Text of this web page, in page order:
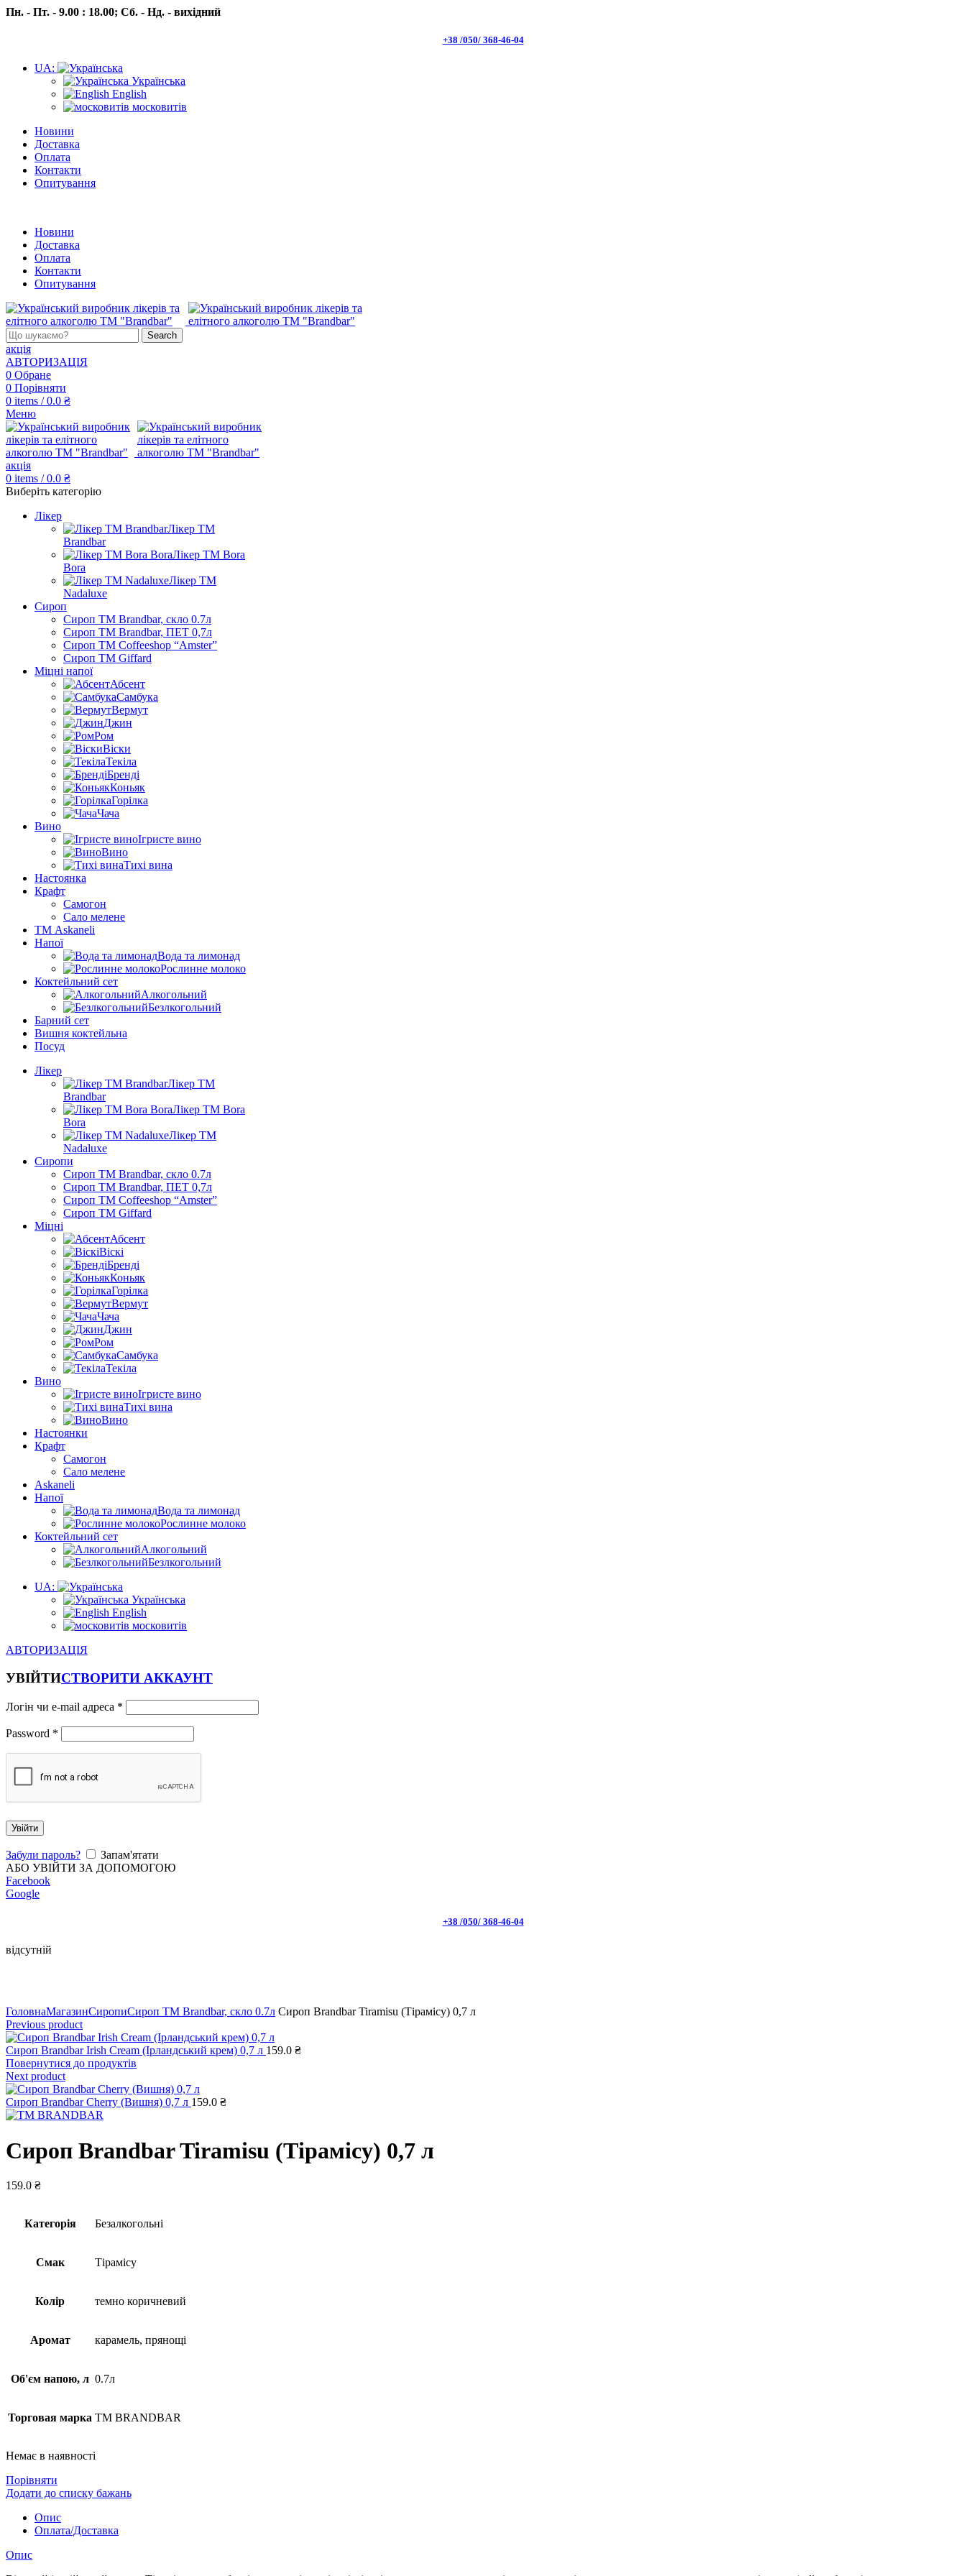
Пн. - Пт. - 9.00 : 18.00; Сб. - Нд. - вихідний
+38 /050/ 368-46-04
UA:
Українська
English
московитів
Новини
Доставка
Оплата
Контакти
Опитування
Новини
Доставка
Оплата
Контакти
Опитування
Search
акція
АВТОРИЗАЦІЯ
0 Обране
0 Порівняти
0 items / 0.0 ₴
Меню
акція
0 items / 0.0 ₴
Виберіть категорію
Лікер
Лікер ТМ
Brandbar
Лікер ТМ Bora
Bora
Лікер ТМ
Nadaluxe
Сироп
Сироп TM Brandbar, скло 0.7л
Сироп TM Brandbar, ПЕТ 0,7л
Сироп TM Coffeeshop “Amster”
Сироп TM Giffard
Міцні напої
Абсент
Самбука
Вермут
Джин
Ром
Віски
Текіла
Бренді
Коньяк
Горілка
Чача
Вино
Ігристе вино
Вино
Тихі вина
Настоянка
Крафт
Самогон
Сало мелене
ТМ Askaneli
Напої
Вода та лимонад
Рослинне молоко
Коктейльний сет
Алкогольний
Безлкогольний
Барний сет
Вишня коктейльна
Посуд
Лікер
Лікер ТМ
Brandbar
Лікер ТМ Bora
Bora
Лікер ТМ
Nadaluxe
Сиропи
Сироп TM Brandbar, скло 0.7л
Сироп TM Brandbar, ПЕТ 0,7л
Сироп TM Coffeeshop “Amster”
Сироп TM Giffard
Міцні
Абсент
Віскі
Бренді
Коньяк
Горілка
Вермут
Чача
Джин
Ром
Самбука
Текіла
Вино
Ігристе вино
Тихі вина
Вино
Настоянки
Крафт
Самогон
Сало мелене
Askaneli
Напої
Вода та лимонад
Рослинне молоко
Коктейльний сет
Алкогольний
Безлкогольний
UA:
Українська
English
московитів
АВТОРИЗАЦІЯ
УВІЙТИСТВОРИТИ АККАУНТ
Логін чи e-mail адреса *
Password *
Увійти
Забули пароль?
Запам'ятати
АБО УВІЙТИ ЗА ДОПОМОГОЮ
Facebook
Google
+38 /050/ 368-46-04
відсутній
ГоловнаМагазинСиропиСироп TM Brandbar, скло 0.7л Сироп Brandbar Tiramisu (Тірамісу) 0,7 л
Previous product
Сироп Brandbar Irish Cream (Ірландський крем) 0,7 л 159.0 ₴
Повернутися до продуктів
Next product
Сироп Brandbar Cherry (Вишня) 0,7 л 159.0 ₴
Сироп Brandbar Tiramisu (Тірамісу) 0,7 л
159.0 ₴
Категорія Безалкогольні
Смак Тірамісу
Колір темно коричневий
Аромат карамель, прянощі
Об'єм напою, л 0.7л
Торговая марка TM BRANDBAR
Немає в наявності
Порівняти
Додати до списку бажань
Опис
Оплата/Доставка
Опис